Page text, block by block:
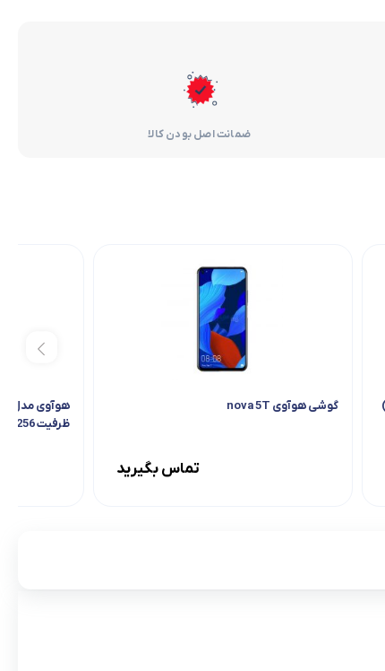
ضمانت اصل بودن کالا
گوشی هوآوی nova 5T
تماس بگیرید
ظرفیت 256 گیگابایت